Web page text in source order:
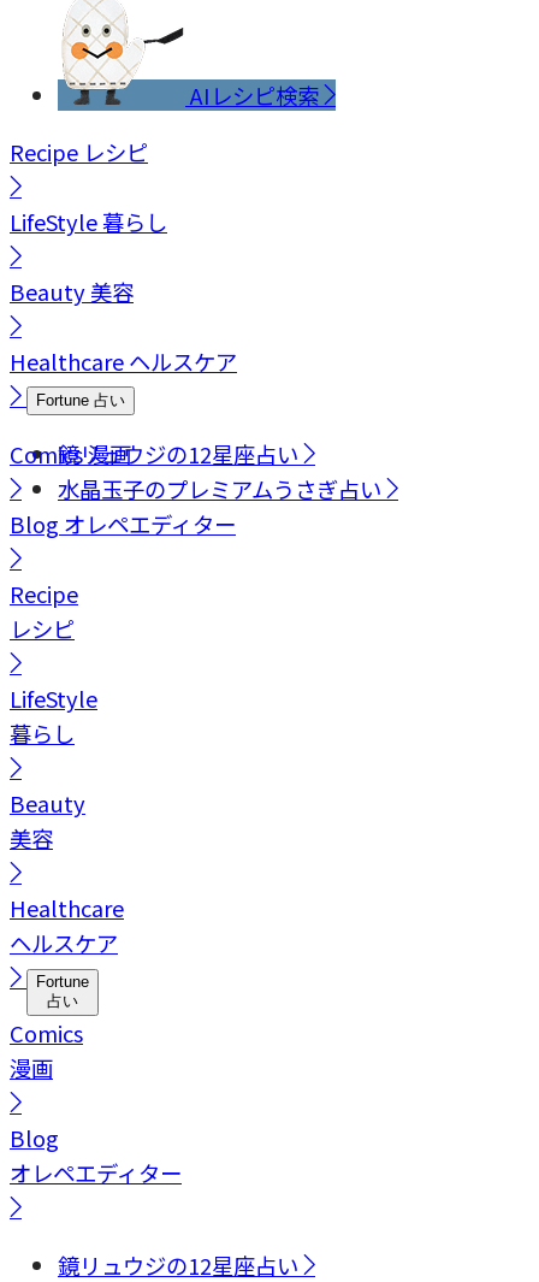
AIレシピ検索
Recipe レシピ
LifeStyle暮らし
Beauty美容
Healthcareヘルスケア
Fortune 占い
鏡リュウジの12星座占い
水晶玉子のプレミアムうさぎ占い
Comics漫画
Blog オレペエディター
Recipe
レシピ
LifeStyle
暮らし
Beauty
美容
Healthcare
ヘルスケア
Fortune
占い
Comics
漫画
Blog
オレペエディター
鏡リュウジの12星座占い